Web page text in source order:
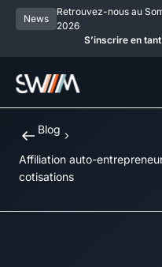
News
Retrouvez-nous au
2026
S’inscrire en
Blog
Affiliation auto-
cotisations